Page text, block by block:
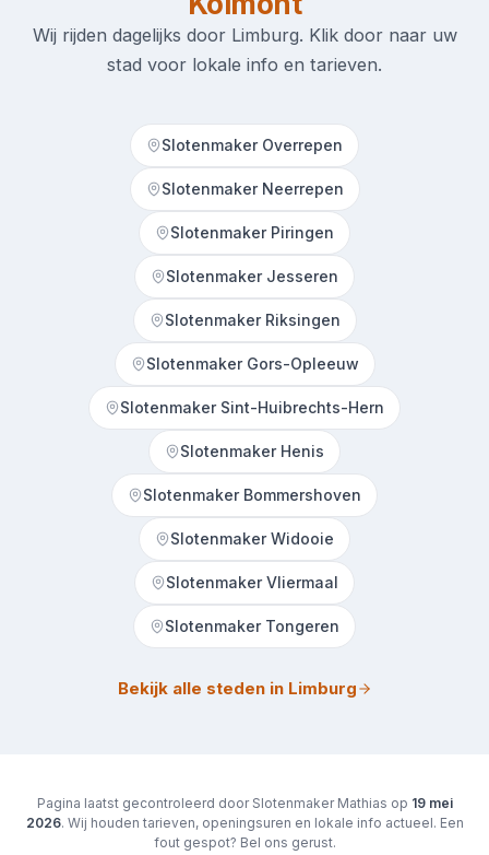
Wij rijden dagelijks door Limburg. Klik door naar uw
stad voor lokale info en tarieven.
Slotenmaker Overrepen
Slotenmaker Neerrepen
Slotenmaker Piringen
Slotenmaker Jesseren
Slotenmaker Riksingen
Slotenmaker Gors-Opleeuw
Slotenmaker Sint-Huibrechts-Hern
Slotenmaker Henis
Slotenmaker Bommershoven
Slotenmaker Widooie
Slotenmaker Vliermaal
Slotenmaker Tongeren
Bekijk alle steden in Limburg
Pagina laatst gecontroleerd door Slotenmaker Mathias op 19 mei
2026. Wij houden tarieven, openingsuren en lokale info actueel. Een
fout gespot? Bel ons gerust.